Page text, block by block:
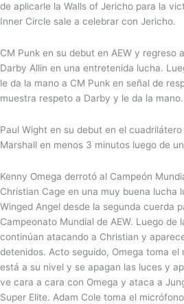
de aplicarle la Walls of Jericho para la
Inner Circle sale a celebrar con Jericho.
CM Punk en su debut en AEW y regreso
Darby Allin en una entretenida lucha.
le da la mano a CM Punk en señal de
muestra respeto a Darby y le da la mano.
Paul Wight en su debut en el
Marshall en menos 3 minutos luego de
Kenny Omega derrotó al Campeón
Christian Cage en una muy buena lucha
Winged Angel desde la segunda cuerda
Campeonato Mundial de AEW. Luego de
continúan atacando a Christian y
detenidos. Acto seguido, Omega toma
está a su nivel y se apagan las luces y
ve cara a cara con Omega y ataca a
Super Elite. Adam Cole toma el